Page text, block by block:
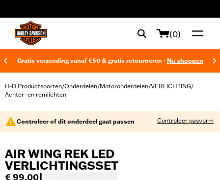
(0)
Gratis verzending vanaf €50 & gratis retourneren - Nu shoppen
H-D Productsoorten/Onderdelen/Motoronderdelen/VERLICHTING/
Achter- en remlichten
Controleer of dit onderdeel gaat passen Controleer pasvorm
AIR WING REK LED
VERLICHTINGSSET
€ 99,00